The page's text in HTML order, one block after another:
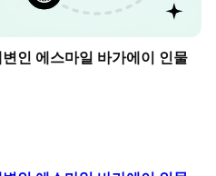
인 에스마일 바가에이 인물